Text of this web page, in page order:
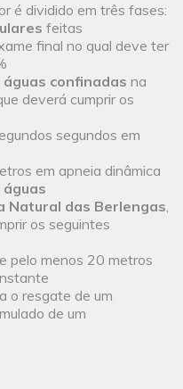
é dividido em três fases:
feitas
final no qual deve ter
confinadas na
deverá cumprir os
segundos em
em apneia dinâmica
Natural das Berlengas,
os seguintes
pelo menos 20 metros
resgate de um
de um